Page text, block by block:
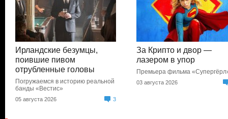
Ирландские безумцы,
поившие пивом
отрубленные головы
Погружаемся в историю реальной
банды «Вестис»
05 августа 2026 3
За Крипто и двор —
лазером в упор
Премьера фильма
03 августа 2026